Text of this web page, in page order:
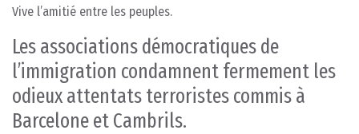
Vive l’amitié entre les peuples.
Les associations démocratiques de
l’immigration condamnent fermement les
odieux attentats terroristes commis à
Barcelone et Cambrils.